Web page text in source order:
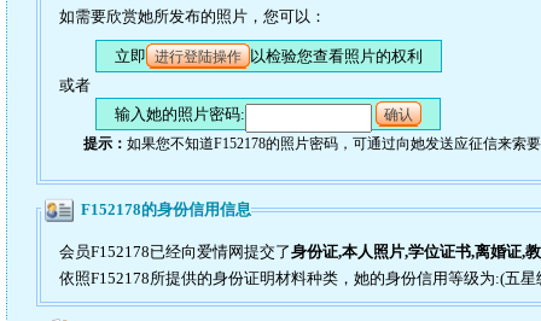
如需要欣赏她所发布的照片，您可以：
立即 进行登陆操作 以检验您查看照片的权利
或者
输入她的照片密码:
确认
提示： 如果您不知道F152178的照片密码，可通过向她发送应征信来索
F152178的身份信用信息
会员F152178已经向爱情网提交了身份证,本人照片,学位证书,离婚证,
依照F152178所提供的身份证明材料种类，她的身份信用等级为:(五星